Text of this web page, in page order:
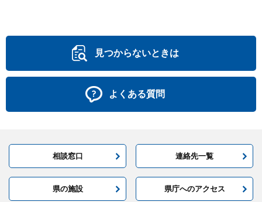
見つからないときは
よくある質問
相談窓口 連絡先一覧
県の施設 県庁へのアクセス